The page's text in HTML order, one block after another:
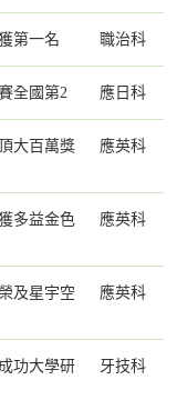
第一名 職治科
全國第2 應日科
大百萬獎
應英科
多益金色
應英科
及星宇空
應英科
功大學研
牙技科